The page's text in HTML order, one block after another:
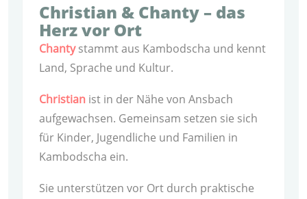
Christian & Chanty – das
Herz vor Ort
Chantystammt aus Kambodscha und kennt
Land, Sprache und Kultur.
Christian ist in der Nähe von Ansbach
aufgewachsen. Gemeinsam setzen sie sich
für Kinder, Jugendliche und Familien in
Kambodscha ein.
Sie unterstützen vor Ort durch praktische